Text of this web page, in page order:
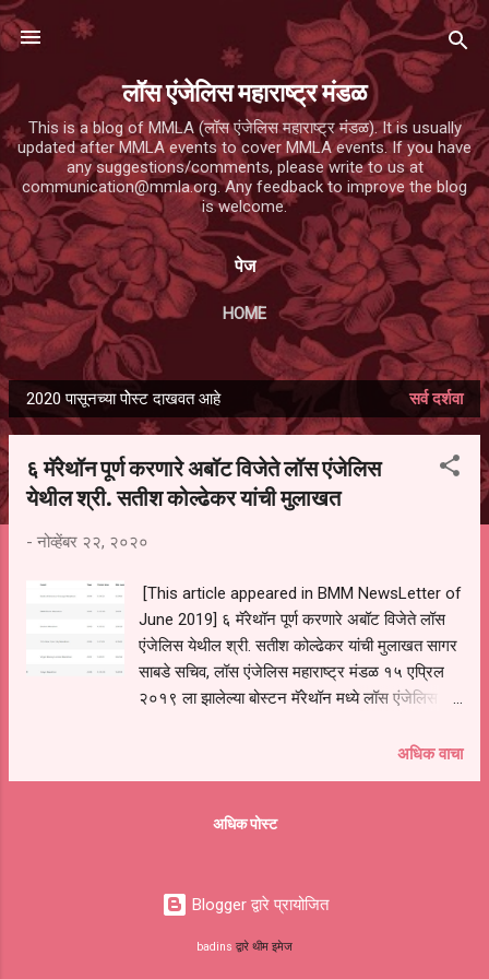
मुख्य सामग्रीवर वगळा
लॉस एंजेलिस महाराष्ट्र मंडळ
This is a blog of MMLA (लॉस एंजेलिस महाराष्ट्र मंडळ). It is usually
updated after MMLA events to cover MMLA events. If you have
any suggestions/comments, please write to us at
communication@mmla.org. Any feedback to improve the blog
is welcome.
पेज
HOME
पो
स्ट्स
2020 पासूनच्या पोेस्ट दाखवत आहे सर्व दर्शवा
६ मॅरेथॉन पूर्ण करणारे अबॉट विजेते लॉस एंजेलिस
येथील श्री. सतीश कोल्ढेकर यांची मुलाखत
- नोव्हेंबर २२, २०२०
[This article appeared in BMM NewsLetter of
June 2019] ६ मॅरेथॉन पूर्ण करणारे अबॉट विजेते लॉस
एंजेलिस येथील श्री. सतीश कोल्ढेकर यांची मुलाखत सागर
साबडे सचिव, लॉस एंजेलिस महाराष्ट्र मंडळ १५ एप्रिल
२०१९ ला झालेल्या बोस्टन मॅरेथॉन मध्ये लॉस एंजेलिस
सहभाग घेतला व जगातील ६ प्रसिद्ध मॅरेथॉन (बर्लिन ,
ते पहिले* मराठी भाषिक!. मॅरेथॉन स्पर्धा म्हणजे तब्बल
पळणे, असा विक्रम करणे निश्चितच कौतुकास्पद आहे.
अधिक वाचा
अधिक पोस्ट
Blogger द्वारे प्रायोजित
badins द्वारे थीम इमेज